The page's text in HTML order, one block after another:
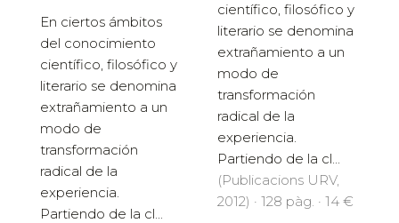
En ciertos ámbitos
del conocimiento
científico, filosófico y
literario se denomina
extrañamiento a un
modo de
transformación
radical de la
experiencia.
Partiendo de la cl...
científico, filosófico y
literario se denomina
extrañamiento a un
modo de
transformación
radical de la
experiencia.
Partiendo de la cl...
(Publicacions URV,
2012) · 128 pàg. · 14 €